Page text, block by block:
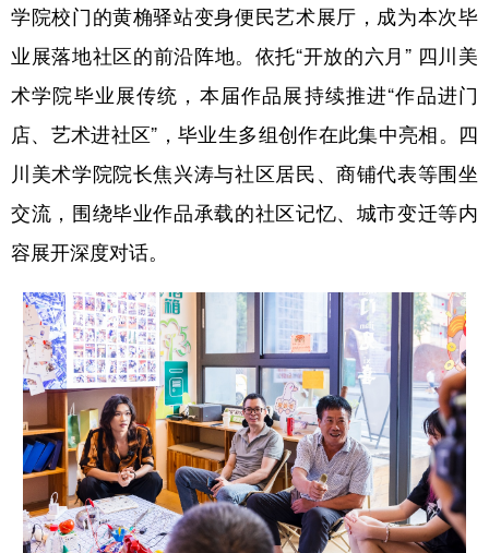
学院校门的黄桷驿站变身便民艺术展厅，成为本次毕
业展落地社区的前沿阵地。依托“开放的六月” 四川美
术学院毕业展传统，本届作品展持续推进“作品进门
店、艺术进社区”，毕业生多组创作在此集中亮相。四
川美术学院院长焦兴涛与社区居民、商铺代表等围坐
交流，围绕毕业作品承载的社区记忆、城市变迁等内
容展开深度对话。